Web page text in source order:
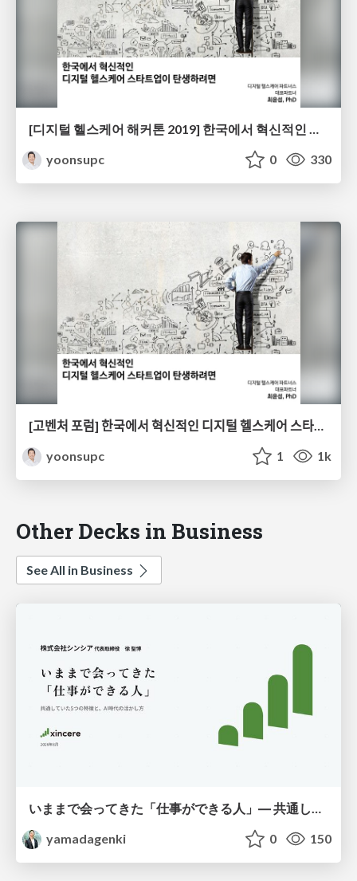
[디지털 헬스케어 해커톤 2019] 한국에서 혁신적인 헬스케어 스타트업이 탄생하려면
yoonsupc
0 330
[고벤처 포럼] 한국에서 혁신적인 디지털 헬스케어 스타트업이 탄생하려면
yoonsupc
1 1k
Other Decks in Business
See All in Business
yamadagenki
0 150